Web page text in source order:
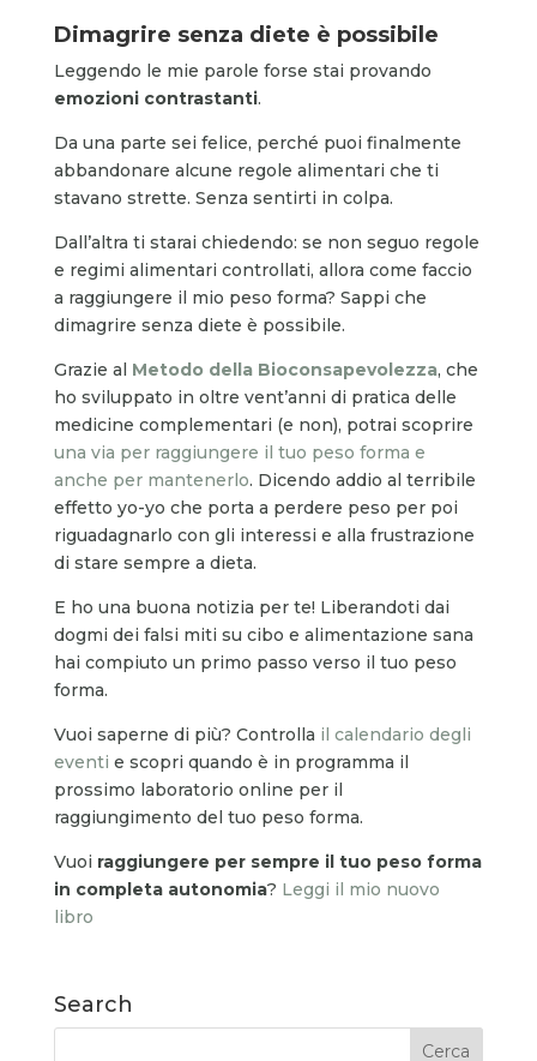
Dimagrire senza diete è possibile
Leggendo le mie parole forse stai provando
emozioni contrastanti.
Da una parte sei felice, perché puoi finalmente
abbandonare alcune regole alimentari che ti
stavano strette. Senza sentirti in colpa.
Dall’altra ti starai chiedendo: se non seguo regole
e regimi alimentari controllati, allora come faccio
a raggiungere il mio peso forma? Sappi che
dimagrire senza diete è possibile.
Grazie al Metodo della Bioconsapevolezza, che
ho sviluppato in oltre vent’anni di pratica delle
medicine complementari (e non), potrai scoprire
una via per raggiungere il tuo peso forma e
anche per mantenerlo. Dicendo addio al terribile
effetto yo-yo che porta a perdere peso per poi
riguadagnarlo con gli interessi e alla frustrazione
di stare sempre a dieta.
E ho una buona notizia per te! Liberandoti dai
dogmi dei falsi miti su cibo e alimentazione sana
hai compiuto un primo passo verso il tuo peso
forma.
Vuoi saperne di più? Controlla il calendario degli
eventi e scopri quando è in programma il
prossimo laboratorio online per il
raggiungimento del tuo peso forma.
Vuoi raggiungere per sempre il tuo peso forma
in completa autonomia? Leggi il mio nuovo
libro
Search